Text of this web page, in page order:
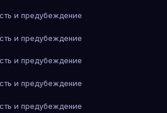
и предубеждение
и предубеждение
и предубеждение
и предубеждение
и предубеждение